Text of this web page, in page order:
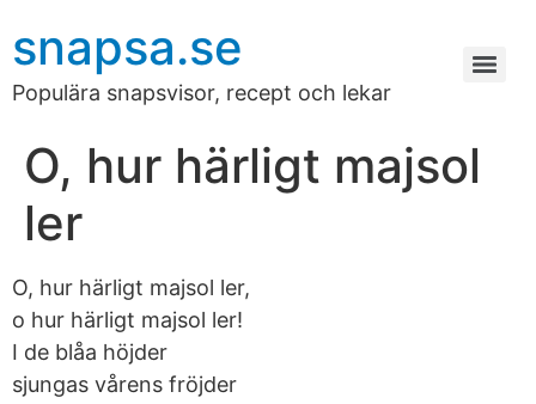
snapsa.se
Populära snapsvisor, recept och lekar
O, hur härligt majsol
ler
O, hur härligt majsol ler,
o hur härligt majsol ler!
I de blåa höjder
sjungas vårens fröjder